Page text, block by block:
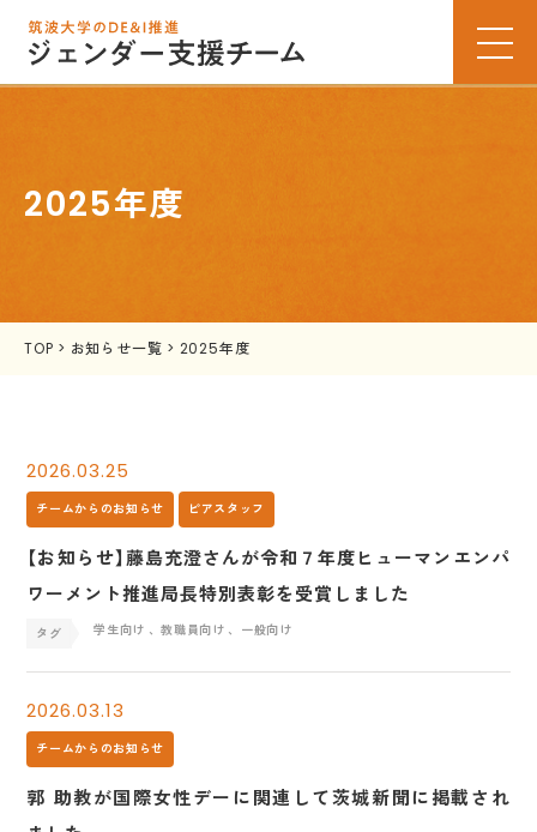
2025年度
TOP > お知らせ一覧 > 2025年度
2026.03.25
チームからのお知らせ ピアスタッフ
【お知らせ】藤島充澄さんが令和７年度ヒューマンエンパ
ワーメント推進局長特別表彰を受賞しました
学生向け 、教職員向け 、一般向け
2026.03.13
チームからのお知らせ
郭 助教が国際女性デーに関連して茨城新聞に掲載され